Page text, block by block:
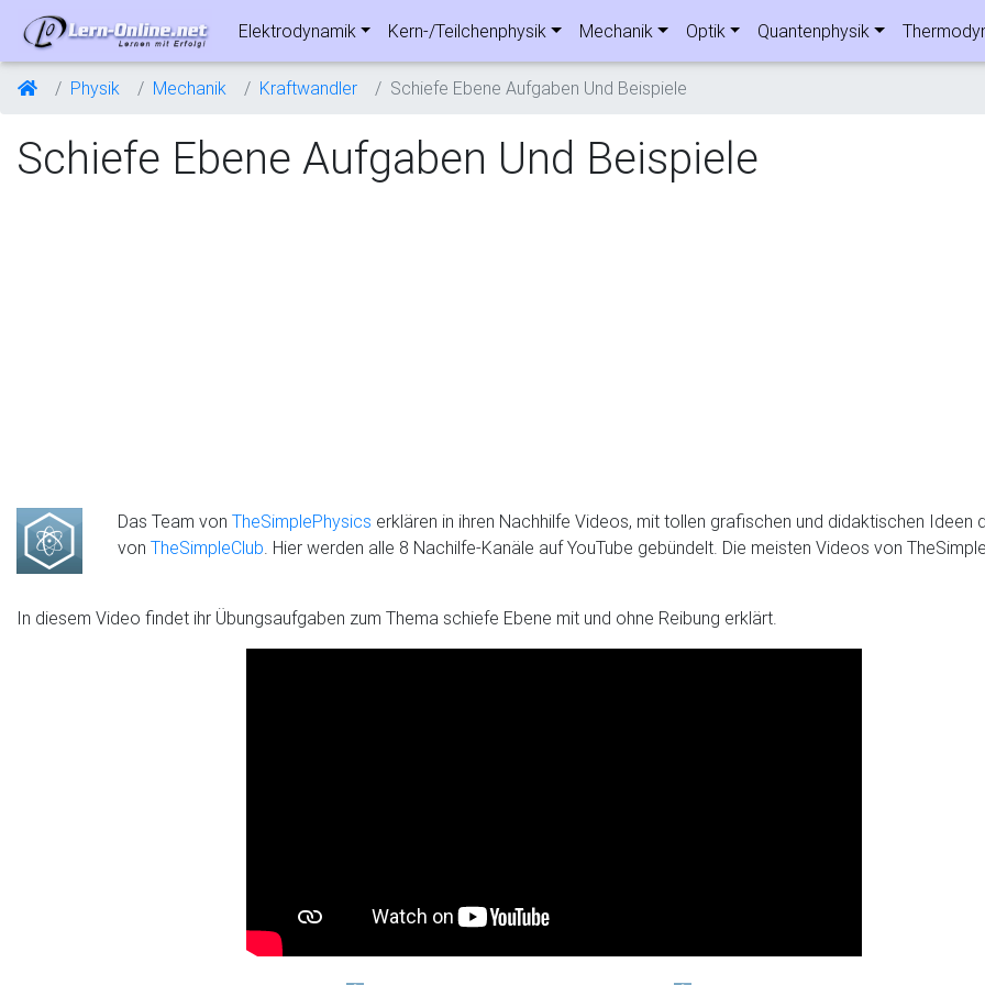
Elektrodynamik Kern-/Teilchenphysik Mechanik Optik Quantenphysik
Physik Mechanik Kraftwandler Schiefe Ebene Aufgaben Und Beispiele
Schiefe Ebene Aufgaben Und Beispiele
Das Team von TheSimplePhysics erklären in ihren Nachhilfe Videos, mit tollen grafischen und didaktischen
von TheSimpleClub. Hier werden alle 8 Nachilfe-Kanäle auf YouTube gebündelt. Die meisten Videos von
In diesem Video findet ihr Übungsaufgaben zum Thema schiefe Ebene mit und ohne Reibung erklärt.